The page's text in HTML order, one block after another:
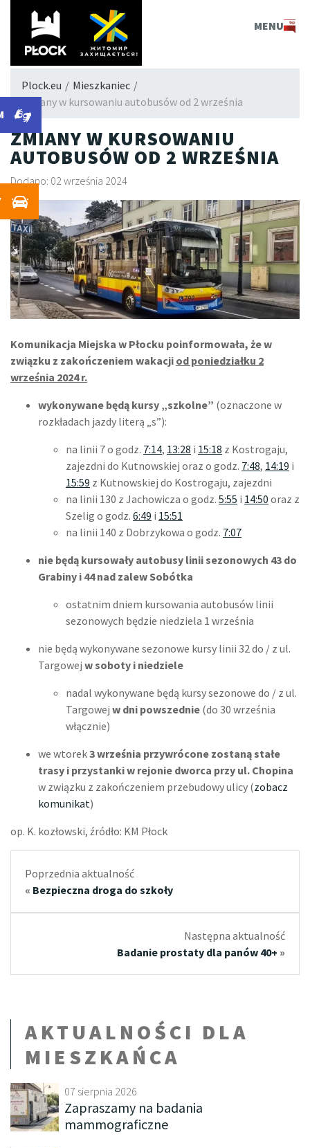
MENU
Plock.eu / Mieszkaniec /
Zmiany w kursowaniu autobusów od 2 września
ZMIANY W KURSOWANIU
AUTOBUSÓW OD 2 WRZEŚNIA
Dodano: 02 września 2024
Komunikacja Miejska w Płocku poinformowała, że w
związku z zakończeniem wakacji od poniedziałku 2
września 2024 r.
wykonywane będą kursy „szkolne” (oznaczone w
rozkładach jazdy literą „s”):
na linii 7 o godz. 7:14, 13:28 i 15:18 z Kostrogaju,
zajezdni do Kutnowskiej oraz o godz. 7:48, 14:19 i
15:59 z Kutnowskiej do Kostrogaju, zajezdni
na linii 130 z Jachowicza o godz. 5:55 i 14:50 oraz z
Szelig o godz. 6:49 i 15:51
na linii 140 z Dobrzykowa o godz. 7:07
nie będą kursowały autobusy linii sezonowych 43 do
Grabiny i 44 nad zalew Sobótka
ostatnim dniem kursowania autobusów linii
sezonowych będzie niedziela 1 września
nie będą wykonywane sezonowe kursy linii 32 do / z ul.
Targowej w soboty i niedziele
nadal wykonywane będą kursy sezonowe do / z ul.
Targowej w dni powszednie (do 30 września
włącznie)
we wtorek3 września przywrócone zostaną stałe
trasy i przystanki w rejonie dworca przy ul. Chopina
w związku z zakończeniem przebudowy ulicy (zobacz
komunikat)
op. K. kozłowski, źródło: KM Płock
Poprzednia aktualność
« Bezpieczna droga do szkoły
Następna aktualność
Badanie prostaty dla panów 40+ »
AKTUALNOŚCI DLA
MIESZKAŃCA
07 sierpnia 2026
Zapraszamy na badania
mammograficzne